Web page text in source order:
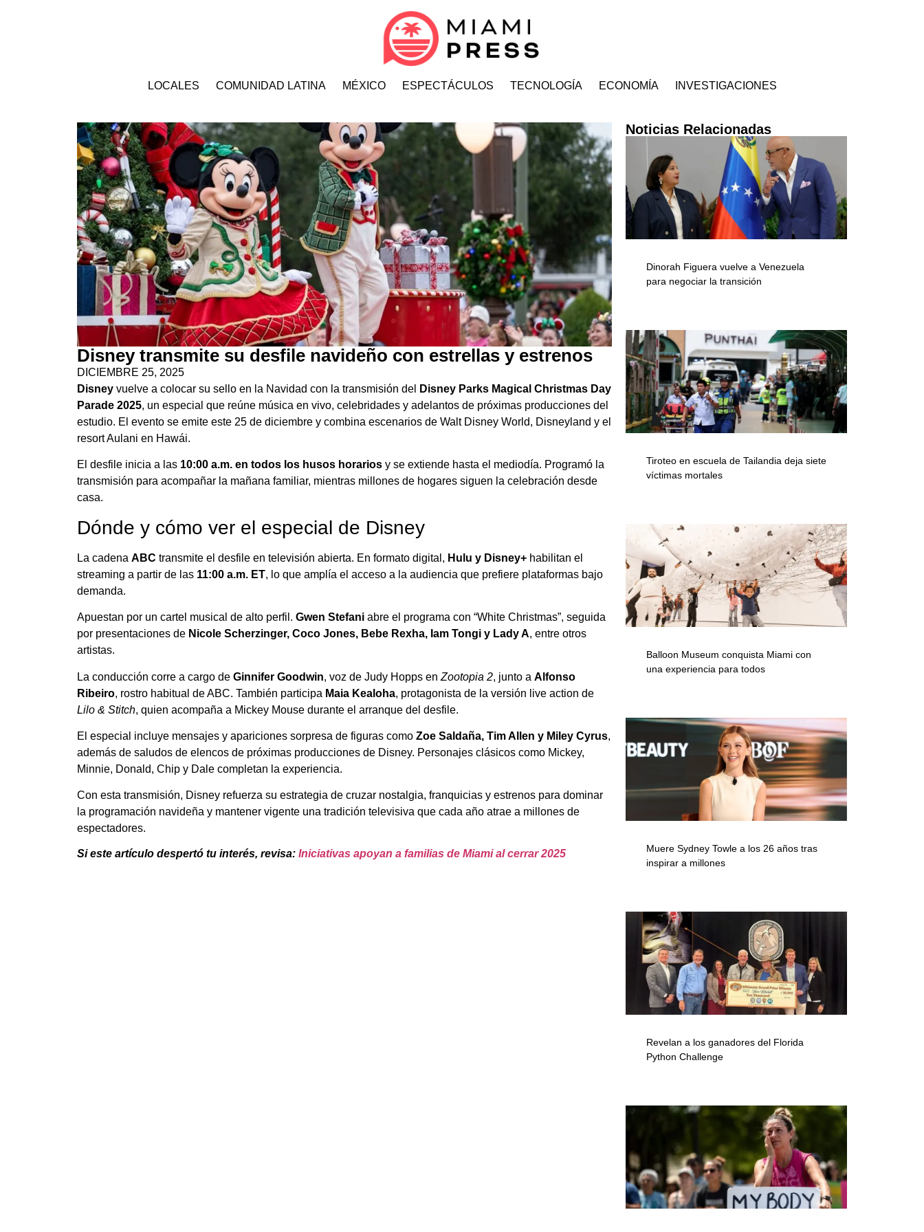
LOCALES COMUNIDAD LATINA MÉXICO ESPECTÁCULOS TECNOLOGÍA ECONOMÍA INVESTIGACIONES
Disney transmite su desfile navideño con estrellas y estrenos
DICIEMBRE 25, 2025
Disney vuelve a colocar su sello en la Navidad con la transmisión del
Disney Parks Magical Christmas Day
Parade 2025, un especial que reúne música en vivo, celebridades y adelantos de próximas producciones del
estudio. El evento se emite este 25 de diciembre y combina escenarios de Walt Disney World, Disneyland y el
resort Aulani en Hawái.
El desfile inicia a las 10:00 a.m. en todos los husos horarios y se extiende hasta el mediodía. Programó la
transmisión para acompañar la mañana familiar, mientras millones de hogares siguen la celebración desde
casa.
Dónde y cómo ver el especial de Disney
La cadena ABC transmite el desfile en televisión abierta. En formato digital, Hulu y Disney+ habilitan el
streaming a partir de las 11:00 a.m. ET, lo que amplía el acceso a la audiencia que prefiere plataformas bajo
demanda.
Apuestan por un cartel musical de alto perfil. Gwen Stefani abre el programa con “White Christmas”, seguida
por presentaciones de Nicole Scherzinger, Coco Jones, Bebe Rexha, Iam Tongi y Lady A, entre otros
artistas.
La conducción corre a cargo de Ginnifer Goodwin, voz de Judy Hopps en Zootopia 2, junto a Alfonso
Ribeiro, rostro habitual de ABC. También participa Maia Kealoha, protagonista de la versión live action de
Lilo & Stitch, quien acompaña a Mickey Mouse durante el arranque del desfile.
El especial incluye mensajes y apariciones sorpresa de figuras como Zoe Saldaña, Tim Allen y Miley Cyrus,
además de saludos de elencos de próximas producciones de Disney. Personajes clásicos como Mickey,
Minnie, Donald, Chip y Dale completan la experiencia.
Con esta transmisión, Disney refuerza su estrategia de cruzar nostalgia, franquicias y estrenos para dominar
la programación navideña y mantener vigente una tradición televisiva que cada año atrae a millones de
espectadores.
Si este artículo despertó tu interés, revisa: Iniciativas apoyan a familias de Miami al cerrar 2025
Noticias Relacionadas
Dinorah Figuera vuelve a Venezuela
para negociar la transición
Tiroteo en escuela de Tailandia deja siete
víctimas mortales
Balloon Museum conquista Miami con
una experiencia para todos
Muere Sydney Towle a los 26 años tras
inspirar a millones
Revelan a los ganadores del Florida
Python Challenge